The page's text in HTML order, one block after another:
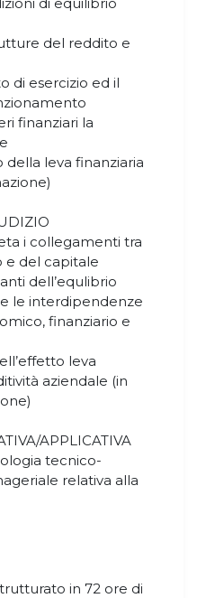
del reddito e
di esercizio ed il
finanziari la
leva finanziaria
i collegamenti tra
e del capitale
dell’equlibrio
le interdipendenze
finanziario e
leva
aziendale (in
APPLICATIVA
tecnico-
relativa alla
in 72 ore di